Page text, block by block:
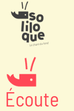
Écoute